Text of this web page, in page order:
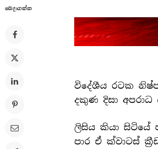
බෙදාගන්​න
විදේශීය රටක
දකුණ දිසා
ලිසිය කියා සිටියේ
පාර ඒ ක්වාටස්